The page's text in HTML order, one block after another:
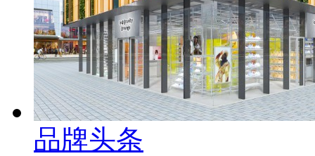
品牌头条